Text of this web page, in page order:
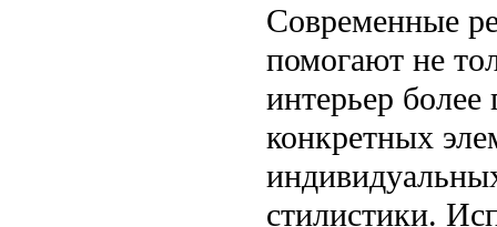
Современные
помогают не
интерьер
конкретных
стилистики.